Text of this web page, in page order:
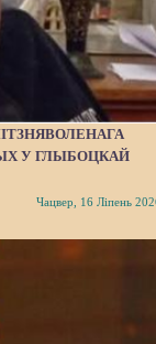
У ГЛЫБОЦКАЙ
Чацвер, 16 Ліпень